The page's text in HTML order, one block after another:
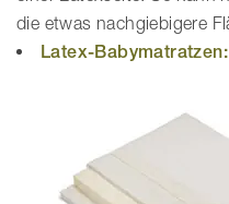
die etwas nachgiebigere
Latex-Babymatratzen: